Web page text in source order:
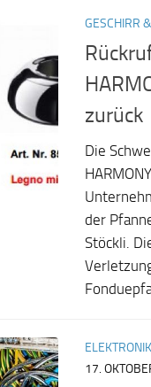
GESCHIRR
zurück
Die
der
Stöckli.
17.